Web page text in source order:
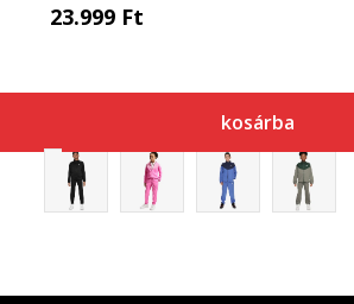
23.999 Ft
kosárba